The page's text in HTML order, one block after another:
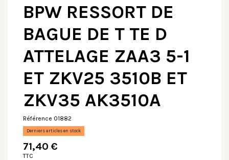
BPW RESSORT DE
BAGUE DE T TE D
ATTELAGE ZAA3 5-1
ET ZKV25 3510B ET
ZKV35 AK3510A
Référence 01882
Derniers articles en stock
71,40 €
TTC